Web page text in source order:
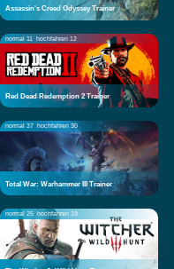
Assassin's Creed Odyssey Trainer
normal 11 hochfahren 12
Red Dead Redemption 2 Trainer
normal 37 hochfahren 30
Total War: Warhammer III Trainer
normal 25 hochfahren 19